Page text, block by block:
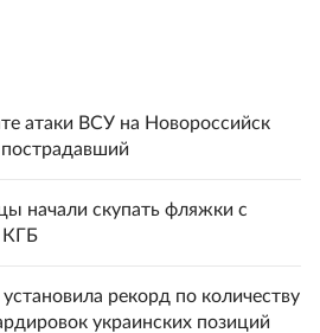
атаки ВСУ на Новороссийск
начали скупать фляжки с
КГБ
рекорд по количеству
украинских позиций